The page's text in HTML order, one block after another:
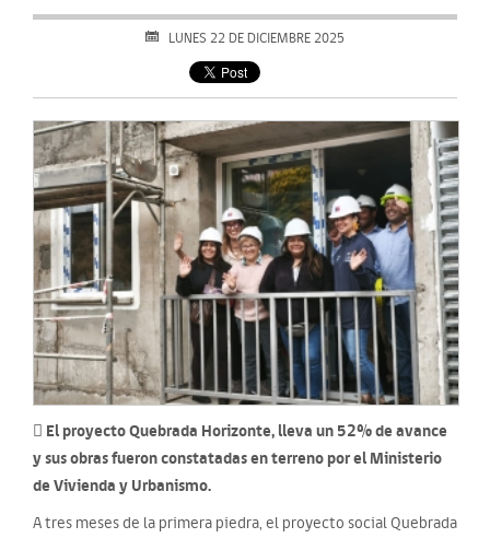
LUNES 22 DE DICIEMBRE 2025
 El proyecto Quebrada Horizonte, lleva un 52% de avance
y sus obras fueron constatadas en terreno por el Ministerio
de Vivienda y Urbanismo.
A tres meses de la primera piedra, el proyecto social Quebrada